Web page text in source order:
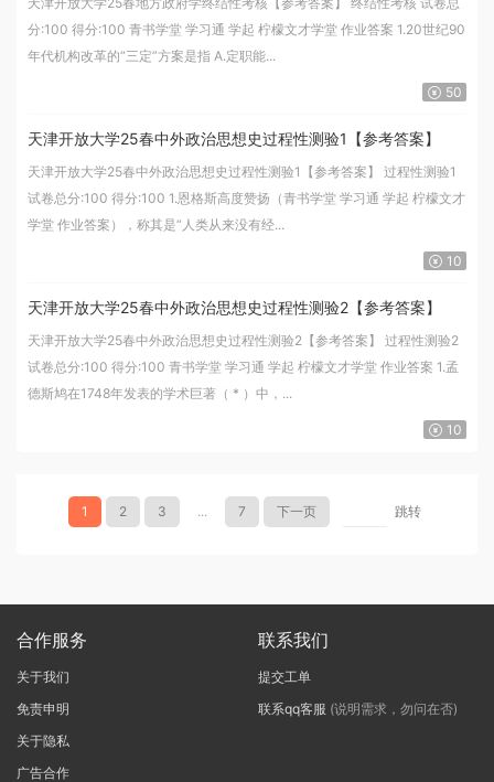
分:100 得分:100 青书学堂 学习通 学起 柠檬文才学堂 作业答案 1.20世纪90
年代机构改革的“三定”方案是指 A.定职能...
50
天津开放大学25春中外政治思想史过程性测验1【参考答案】
天津开放大学25春中外政治思想史过程性测验1【参考答案】 过程性测验1
试卷总分:100 得分:100 1.恩格斯高度赞扬（青书学堂 学习通 学起 柠檬文才
学堂 作业答案），称其是“人类从来没有经...
10
天津开放大学25春中外政治思想史过程性测验2【参考答案】
天津开放大学25春中外政治思想史过程性测验2【参考答案】 过程性测验2
试卷总分:100 得分:100 青书学堂 学习通 学起 柠檬文才学堂 作业答案 1.孟
德斯鸠在1748年发表的学术巨著（ * ）中，...
10
1 2 3 ... 7 下一页 跳转
合作服务
关于我们
免责申明
关于隐私
广告合作
联系我们
提交工单
联系qq客服 (说明需求，勿问在否)